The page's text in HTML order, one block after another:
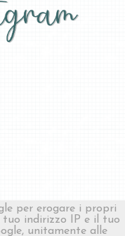
✍︎ Blogging, Grafica,
Policy
per erogare i propri
tuo indirizzo IP e il tuo
unitamente alle